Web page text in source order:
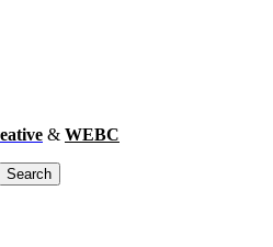
& WEBC
Search